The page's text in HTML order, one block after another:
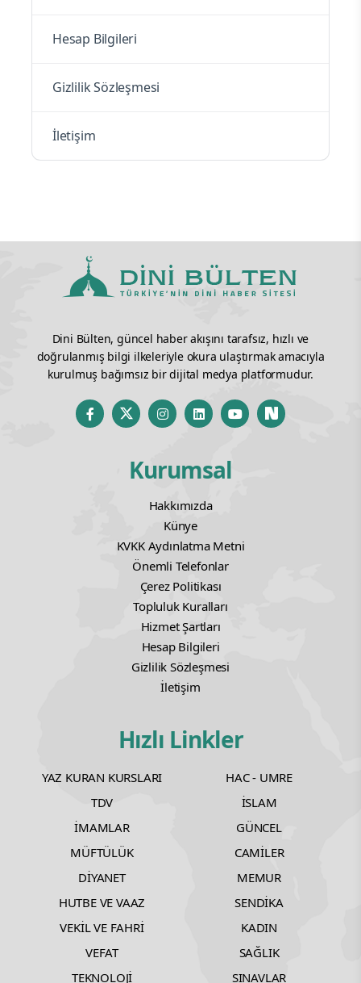
Hesap Bilgileri
Gizlilik Sözleşmesi
İletişim
Dini Bülten, güncel haber akışını tarafsız, hızlı ve
doğrulanmış bilgi ilkeleriyle okura ulaştırmak amacıyla
kurulmuş bağımsız bir dijital medya platformudur.
Kurumsal
Hakkımızda
Künye
KVKK Aydınlatma Metni
Önemli Telefonlar
Çerez Politikası
Topluluk Kuralları
Hizmet Şartları
Hesap Bilgileri
Gizlilik Sözleşmesi
İletişim
Hızlı Linkler
YAZ KURAN KURSLARI
HAC - UMRE
TDV
İSLAM
İMAMLAR
GÜNCEL
MÜFTÜLÜK
CAMİLER
DİYANET
MEMUR
HUTBE VE VAAZ
SENDİKA
VEKİL VE FAHRİ
KADIN
VEFAT
SAĞLIK
TEKNOLOJİ
SINAVLAR